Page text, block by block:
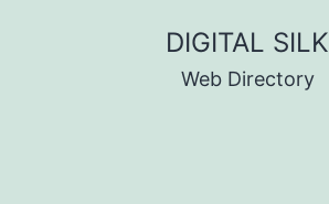
DIGITAL SILK
Web Directory